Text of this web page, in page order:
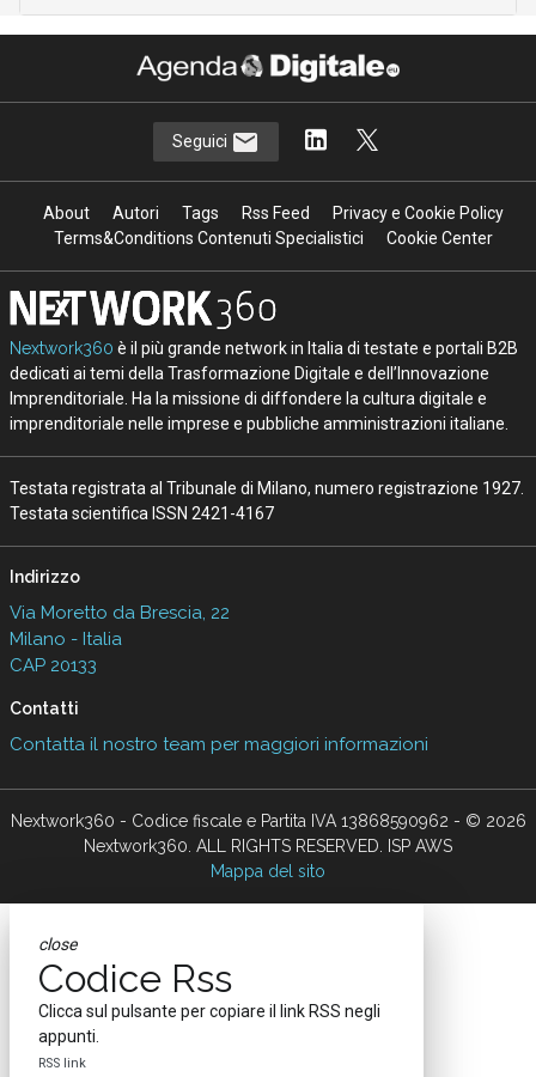
Seguici
About Autori Tags Rss Feed
Privacy e Cookie Policy
Terms&Conditions Contenuti Specialistici
Cookie Center
Nextwork360 è il più grande network in Italia di testate e portali B2B
dedicati ai temi della Trasformazione Digitale e dell’Innovazione
Imprenditoriale. Ha la missione di diffondere la cultura digitale e
imprenditoriale nelle imprese e pubbliche amministrazioni italiane.
Testata registrata al Tribunale di Milano, numero registrazione 1927.
Testata scientifica ISSN 2421-4167
Indirizzo
Via Moretto da Brescia, 22
Milano - Italia
CAP 20133
Contatti
Contatta il nostro team per maggiori informazioni
Nextwork360 - Codice fiscale e Partita IVA 13868590962 - © 2026
Nextwork360. ALL RIGHTS RESERVED. ISP AWS
Mappa del sito
close
Codice Rss
Clicca sul pulsante per copiare il link RSS negli
appunti.
RSS link